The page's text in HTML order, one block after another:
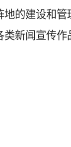
的建设和管
新闻宣传作